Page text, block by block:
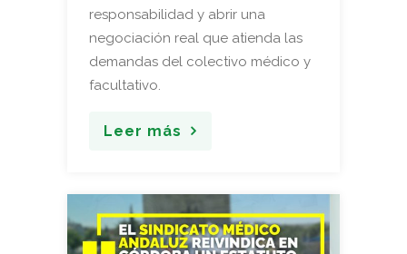
responsabilidad y abrir una
negociación real que atienda las
demandas del colectivo médico y
facultativo.
Leer más